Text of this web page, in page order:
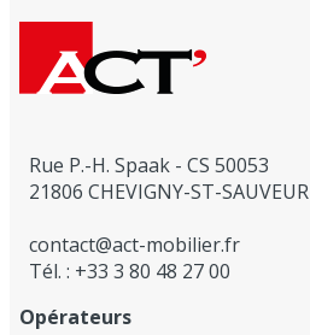
Rue P.-H. Spaak - CS 50053
21806 CHEVIGNY-ST-SAUVEUR
contact@act-mobilier.fr
Tél. : +33 3 80 48 27 00
Opérateurs